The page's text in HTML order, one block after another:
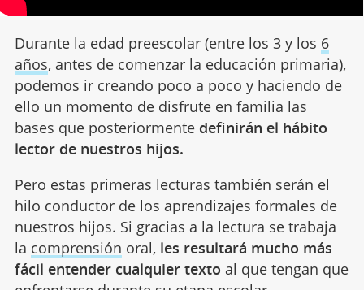
Durante la edad preescolar (entre los 3 y los 6
años, antes de comenzar la educación primaria),
podemos ir creando poco a poco y haciendo de
ello un momento de disfrute en familia las
bases que posteriormente definirán el hábito
lector de nuestros hijos.
Pero estas primeras lecturas también serán el
hilo conductor de los aprendizajes formales de
nuestros hijos. Si gracias a la lectura se trabaja
la comprensión oral, les resultará mucho más
fácil entender cualquier texto al que tengan que